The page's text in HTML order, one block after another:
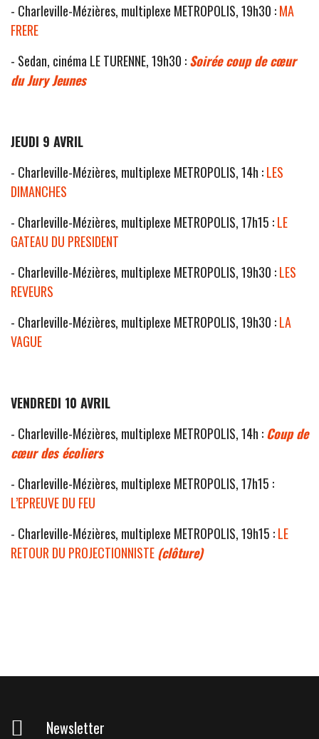
- Charleville-Mézières, multiplexe METROPOLIS, 19h30 :MA
FRERE
- Sedan, cinéma LE TURENNE, 19h30 :Soirée coup de cœur
du Jury Jeunes
JEUDI 9 AVRIL
- Charleville-Mézières, multiplexe METROPOLIS, 14h :LES
DIMANCHES
- Charleville-Mézières, multiplexe METROPOLIS, 17h15 :LE
GATEAU DU PRESIDENT
- Charleville-Mézières, multiplexe METROPOLIS, 19h30 :LES
REVEURS
- Charleville-Mézières, multiplexe METROPOLIS, 19h30 :LA
VAGUE
VENDREDI 10 AVRIL
- Charleville-Mézières, multiplexe METROPOLIS, 14h :Coup de
cœur des écoliers
- Charleville-Mézières, multiplexe METROPOLIS, 17h15 :
L’EPREUVE DU FEU
- Charleville-Mézières, multiplexe METROPOLIS, 19h15 :LE
RETOUR DU PROJECTIONNISTE(clôture)
Newsletter